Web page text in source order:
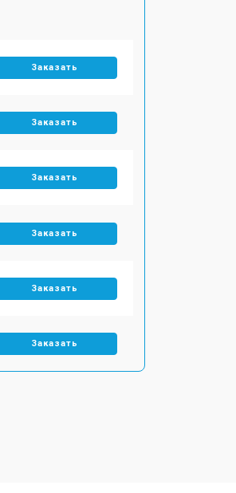
Заказать
Заказать
Заказать
Заказать
Заказать
Заказать